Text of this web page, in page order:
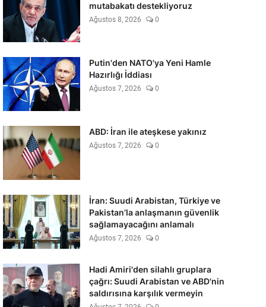
mutabakatı destekliyoruz
Ağustos 8, 2026 0
Putin'den NATO'ya Yeni Hamle
Hazırlığı İddiası
Ağustos 7, 2026 0
ABD: İran ile ateşkese yakınız
Ağustos 7, 2026 0
İran: Suudi Arabistan, Türkiye ve
Pakistan’la anlaşmanın güvenlik
sağlamayacağını anlamalı
Ağustos 7, 2026 0
Hadi Amiri'den silahlı gruplara
çağrı: Suudi Arabistan ve ABD'nin
saldırısına karşılık vermeyin